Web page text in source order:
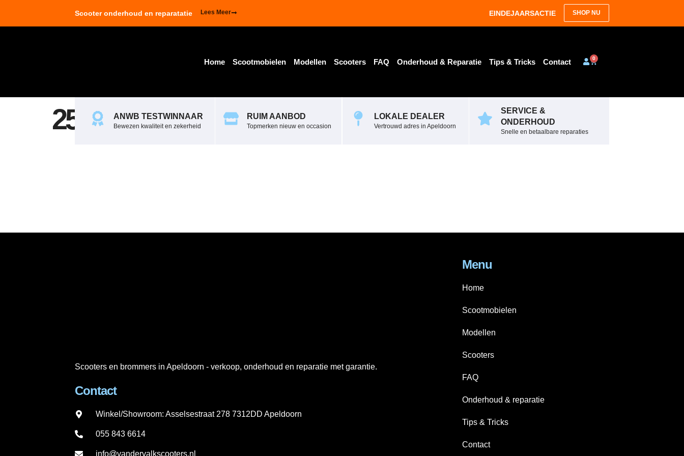
Scooter onderhoud en reparatatie Lees Meer EINDEJAARSACTIE SHOP NU
Home Scootmobielen Modellen Scooters FAQ Onderhoud & Reparatie Tips & Tricks Contact 0
ANWB TESTWINNAAR
Bewezen kwaliteit en zekerheid
RUIM AANBOD
Topmerken nieuw en occasion
LOKALE DEALER
Vertrouwd adres in Apeldoorn
SERVICE &
ONDERHOUD
Snelle en betaalbare reparaties
255056
Scooters en brommers in Apeldoorn - verkoop, onderhoud en reparatie met garantie.
Contact
Winkel/Showroom: Asselsestraat 278 7312DD Apeldoorn
055 843 6614
info@vandervalkscooters.nl
Menu
Home
Scootmobielen
Modellen
Scooters
FAQ
Onderhoud & reparatie
Tips & Tricks
Contact